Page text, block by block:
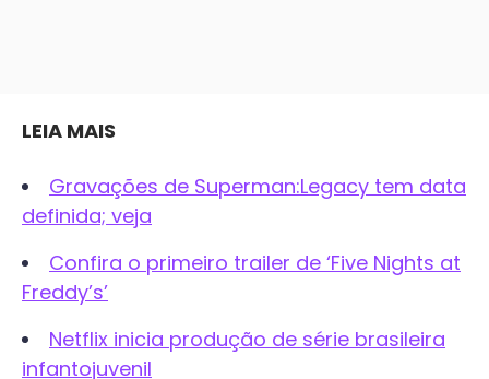
LEIA MAIS
Gravações de Superman:Legacy tem data
definida; veja
Confira o primeiro trailer de ‘Five Nights at
Freddy’s’
Netflix inicia produção de série brasileira
infantojuvenil